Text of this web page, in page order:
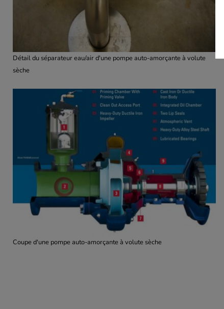
Détail du séparateur eau/air d'une pompe auto-amorçante à volute
sèche
Coupe d'une pompe auto-amorçante à volute sèche